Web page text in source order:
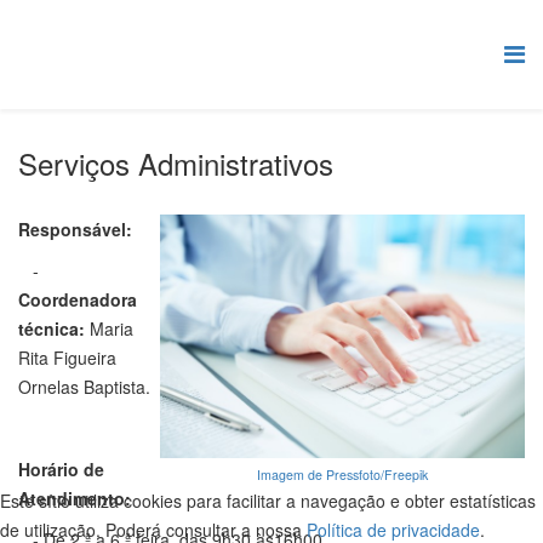
Serviços Administrativos
Imagem de Pressfoto/Freepik
Responsável:
-
Coordenadora
técnica: Maria
Rita Figueira
Ornelas Baptista.
Horário de
Atendimento:
Este sítio utiliza cookies para facilitar a navegação e obter estatísticas
de utilização. Poderá consultar a nossaPolítica de privacidade.